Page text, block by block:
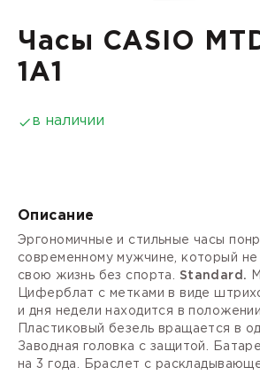
Часы CASIO
1A1
в наличии
Описание
Эргономичные и стильные часы
современному мужчине, который не
свою жизнь без спорта. Standard.
Циферблат с метками в виде
и дня недели находится в положении
Пластиковый безель вращается в
Заводная головка с защитой.
на 3 года. Браслет с